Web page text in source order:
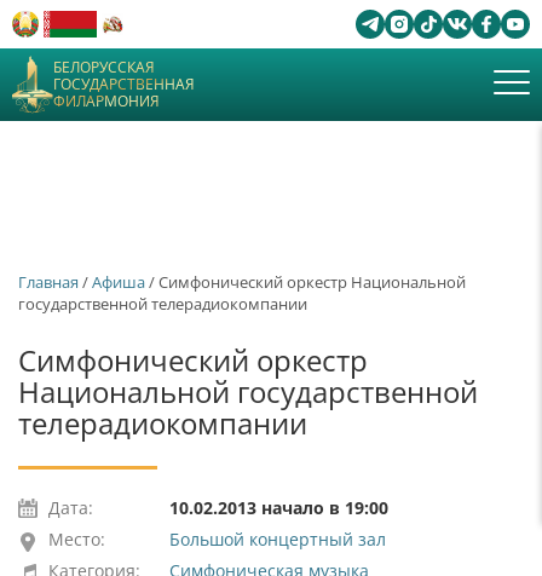
БЕЛОРУССКАЯ
ГОСУДАРСТВЕННАЯ
ФИЛАРМОНИЯ
Главная /Афиша/ Симфонический оркестр Национальной
государственной телерадиокомпании
Симфонический оркестр
Национальной государственной
телерадиокомпании
Дата:
10.02.2013 начало в 19:00
Место:
Большой концертный зал
Категория:
Симфоническая музыка